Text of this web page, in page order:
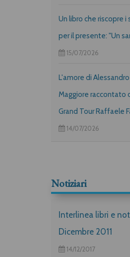
Un libro che riscopre
per il presente: "Un
15/07/2026
L'amore di
Maggiore raccontato
Grand Tour Raffaele
14/07/2026
Notiziari
Interlinea libri e
Dicembre 2011
14/12/2017